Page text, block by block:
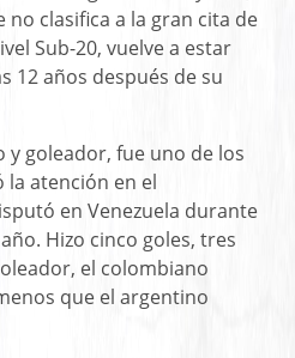
no clasifica a la gran cita de
Sub-20, vuelve a estar
12 años después de su
y goleador, fue uno de los
la atención en el
en Venezuela durante
Hizo cinco goles, tres
el colombiano
que el argentino